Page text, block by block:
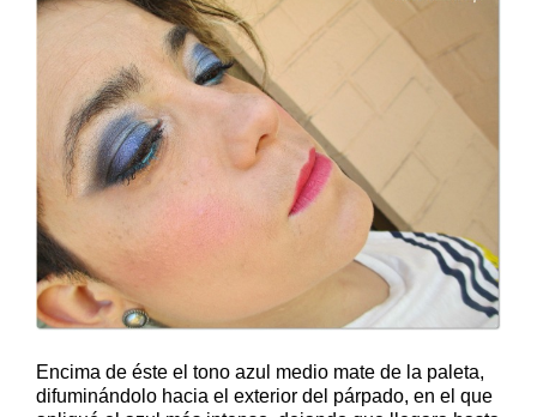
Encima de éste el tono azul medio mate de la paleta,
difuminándolo hacia el exterior del párpado, en el que